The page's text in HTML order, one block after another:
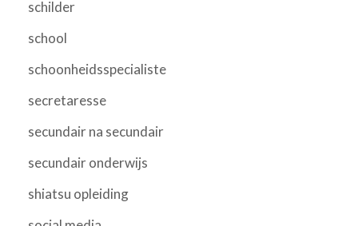
schilder
school
schoonheidsspecialiste
secretaresse
secundair na secundair
secundair onderwijs
shiatsu opleiding